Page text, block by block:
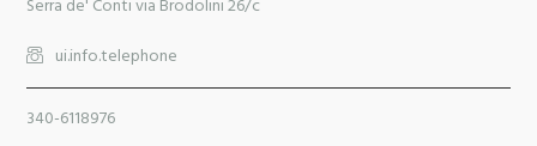
Serra de' Conti via Brodolini 26/c
ui.info.telephone
340-6118976